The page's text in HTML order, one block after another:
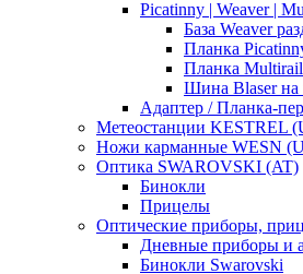
Picatinny | Weaver |
База Weaver
Планка
Планка
Шина Blaser на
Адаптер / Планка-
Метеостанции KESTREL
Ножи карманные WESN
Оптика SWAROVSKI (AT)
Бинокли
Прицелы
Оптические приборы,
Дневные приборы и
Бинокли Swarovski